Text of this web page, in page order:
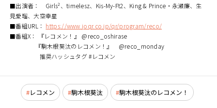
■出演者： Girls²、timelesz、Kis-My-Ft2、King & Prince・永瀬廉、生
見愛瑠、大空幸星
■番組URL： https://www.joqr.co.jp/qr/program/reco/
■番組X： 『レコメン！』 @reco_oshirase
『駒木根葵汰のレコメン！』 @reco_monday
推奨ハッシュタグ #レコメン
レコメン 駒木根葵汰 駒木根葵汰のレコメン！